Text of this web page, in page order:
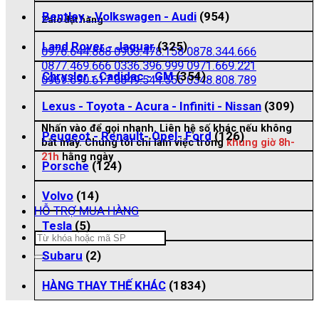
Zalo đặt hàng
0976.644.888 0903.478.158 0878.344.666
0877.469.666 0336.396.999 0971.669.221
0969.690.617 0849.544.555 0348.808.789
Nhấn vào để gọi nhanh. Liên hệ số khác nếu không
bắt máy. Chúng tôi chỉ làm việc trong khung giờ 8h-
21h hằng ngày
HỖ TRỢ MUA HÀNG
Tìm
kiếm:
Bentley - Volkswagen - Audi (954)
Land Rover - Jaguar (325)
Chrysler - Cadidac - GM (354)
Lexus - Toyota - Acura - Infiniti - Nissan (309)
Peugeot - Renault- Opel- Ford (126)
Porsche (124)
Volvo (14)
Tesla (5)
Subaru (2)
HÀNG THAY THẾ KHÁC (1834)